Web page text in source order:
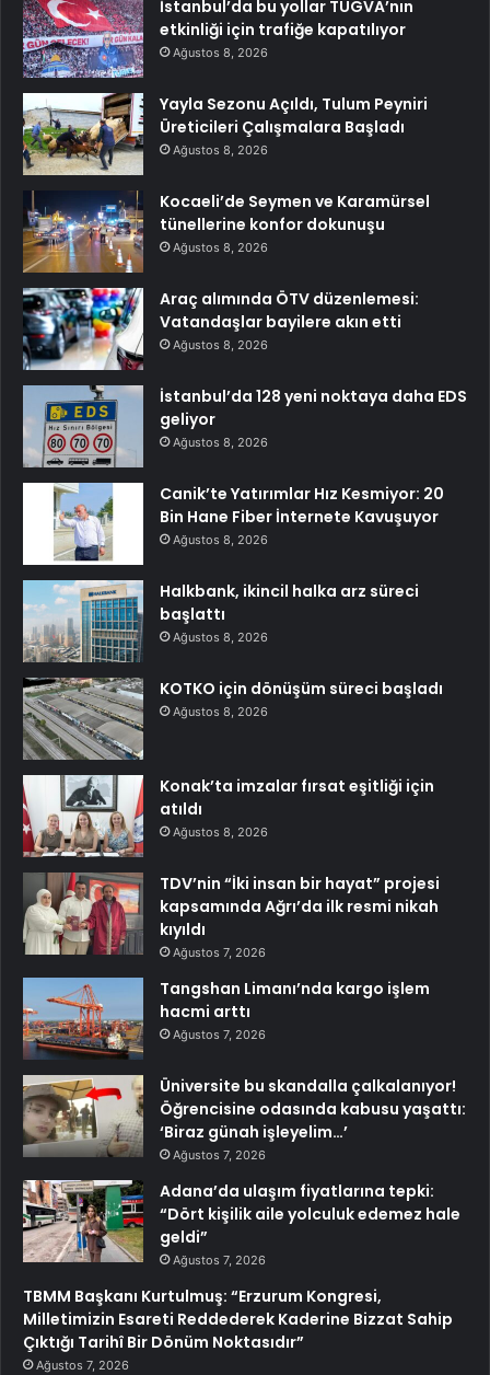
İstanbul’da bu yollar TÜGVA’nın
etkinliği için trafiğe kapatılıyor
Ağustos 8, 2026
Yayla Sezonu Açıldı, Tulum Peyniri
Üreticileri Çalışmalara Başladı
Ağustos 8, 2026
Kocaeli’de Seymen ve Karamürsel
tünellerine konfor dokunuşu
Ağustos 8, 2026
Araç alımında ÖTV düzenlemesi:
Vatandaşlar bayilere akın etti
Ağustos 8, 2026
İstanbul’da 128 yeni noktaya daha EDS
geliyor
Ağustos 8, 2026
Canik’te Yatırımlar Hız Kesmiyor: 20
Bin Hane Fiber İnternete Kavuşuyor
Ağustos 8, 2026
Halkbank, ikincil halka arz süreci
başlattı
Ağustos 8, 2026
KOTKO için dönüşüm süreci başladı
Ağustos 8, 2026
Konak’ta imzalar fırsat eşitliği için
atıldı
Ağustos 8, 2026
TDV’nin “İki insan bir hayat” projesi
kapsamında Ağrı’da ilk resmi nikah
kıyıldı
Ağustos 7, 2026
Tangshan Limanı’nda kargo işlem
hacmi arttı
Ağustos 7, 2026
Üniversite bu skandalla çalkalanıyor!
Öğrencisine odasında kabusu yaşattı:
‘Biraz günah işleyelim…’
Ağustos 7, 2026
Adana’da ulaşım fiyatlarına tepki:
“Dört kişilik aile yolculuk edemez hale
geldi”
Ağustos 7, 2026
TBMM Başkanı Kurtulmuş: “Erzurum Kongresi,
Milletimizin Esareti Reddederek Kaderine Bizzat Sahip
Çıktığı Tarihî Bir Dönüm Noktasıdır”
Ağustos 7, 2026